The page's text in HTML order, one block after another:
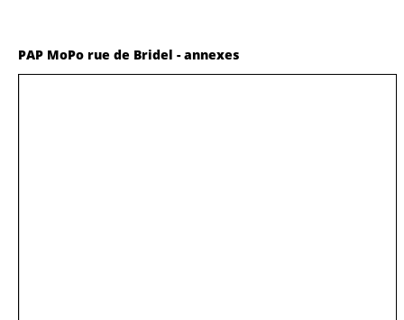
PAP MoPo rue de Bridel - annexes